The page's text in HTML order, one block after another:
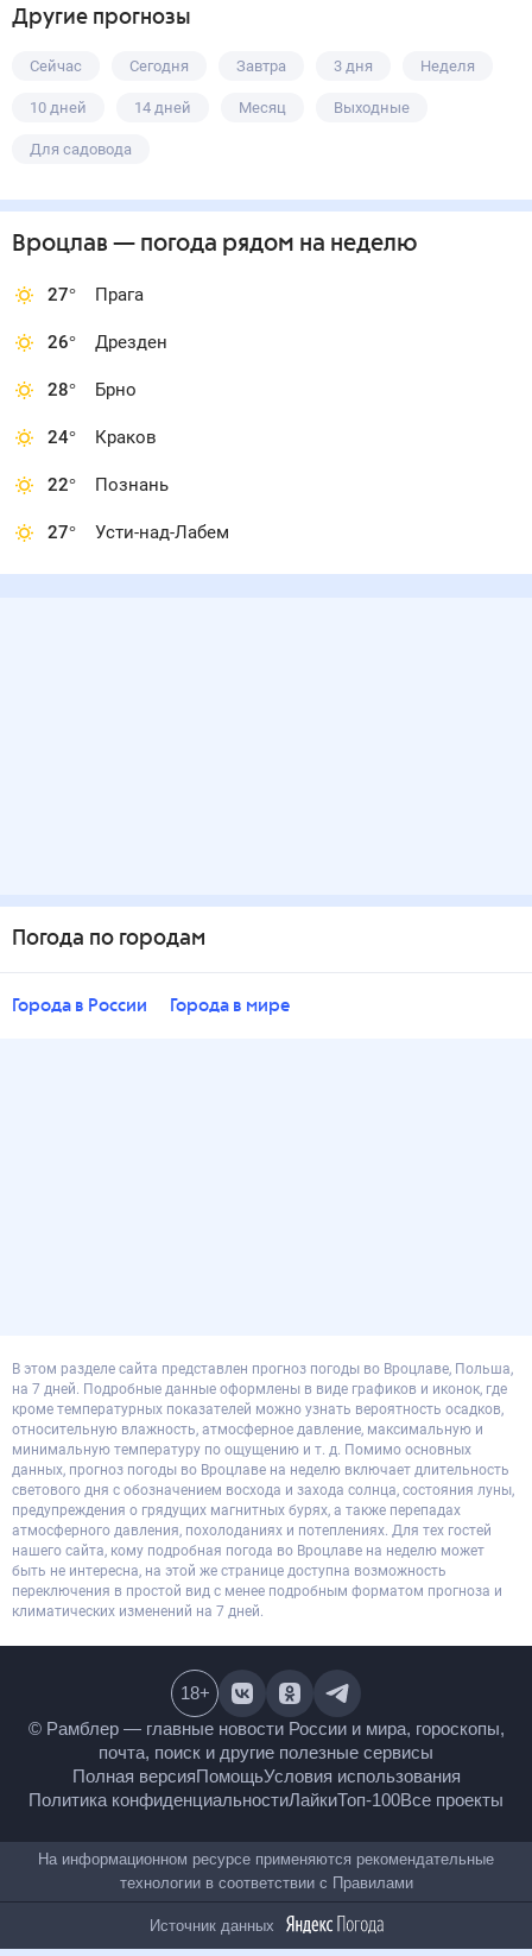
Другие прогнозы
Сейчас Сегодня Завтра 3 дня Неделя
10 дней 14 дней Месяц Выходные
Для садовода
Вроцлав — погода рядом на неделю
27° Прага
26° Дрезден
28° Брно
24° Краков
22° Познань
27° Усти-над-Лабем
Погода по городам
Города в России Города в мире
В этом разделе сайта представлен прогноз погоды во Вроцлаве, Польша,
на 7 дней. Подробные данные оформлены в виде графиков и иконок, где
кроме температурных показателей можно узнать вероятность осадков,
относительную влажность, атмосферное давление, максимальную и
минимальную температуру по ощущению и т. д. Помимо основных
данных, прогноз погоды во Вроцлаве на неделю включает длительность
светового дня с обозначением восхода и захода солнца, состояния луны,
предупреждения о грядущих магнитных бурях, а также перепадах
атмосферного давления, похолоданиях и потеплениях. Для тех гостей
нашего сайта, кому подробная погода во Вроцлаве на неделю может
быть не интересна, на этой же странице доступна возможность
переключения в простой вид с менее подробным форматом прогноза и
климатических изменений на 7 дней.
© Рамблер — главные новости России и мира,
гороскопы, почта, поиск и другие полезные сервисы
Полная версияПомощьУсловия использования
Политика конфиденциальностиЛайкиТоп-100
18+
На информационном ресурсе применяются
рекомендательные технологии в соответствии сПравилами
Источник данных